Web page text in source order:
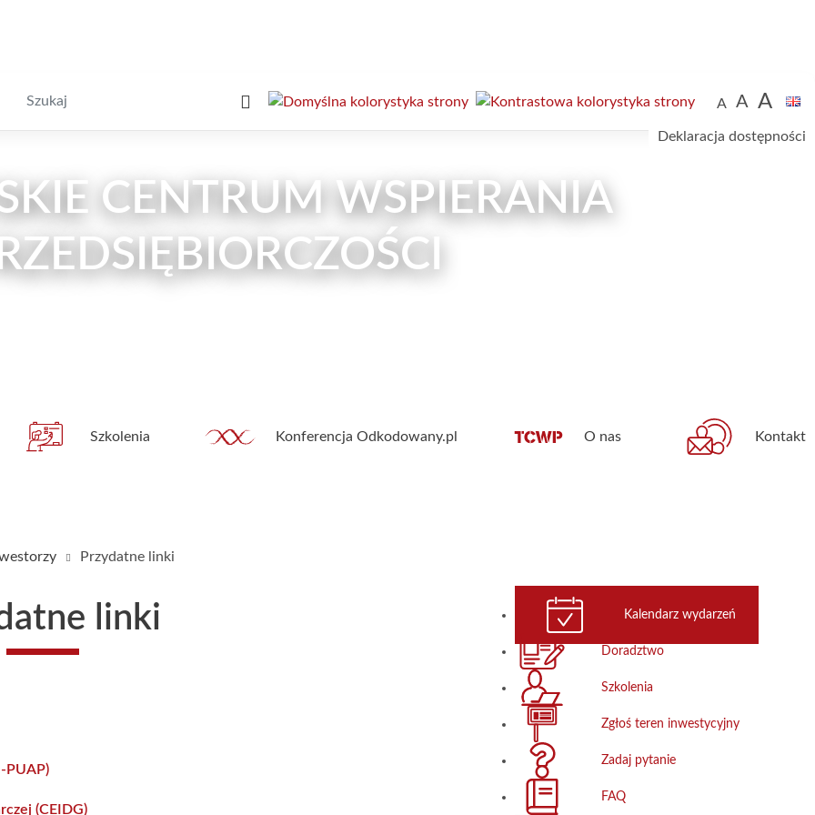
Wyszukiwarka
A A A
Deklaracja dostępności
CENTRUM WSPIERANIA
Szkolenia Konferencja Odkodowany.pl O nas Kontakt
Przydatne linki
linki
PUAP)
(CEIDG)
Kalendarz wydarzeń
Doradztwo
Szkolenia
Zgłoś teren inwestycyjny
Zadaj pytanie
FAQ